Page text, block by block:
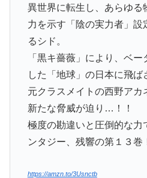
異世界に転生し、あらゆる
力を示す「陰の実力者」設
るシド。
「黒キ薔薇」により、ベ
した「地球」の日本に飛ば
元クラスメイトの西野アカ
新たな脅威が迫り…！！
極度の勘違いと圧倒的な力
ンタジー、残響の第１３巻
https://amzn.to/3Usnctb